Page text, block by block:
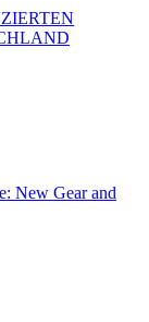
New Gear and